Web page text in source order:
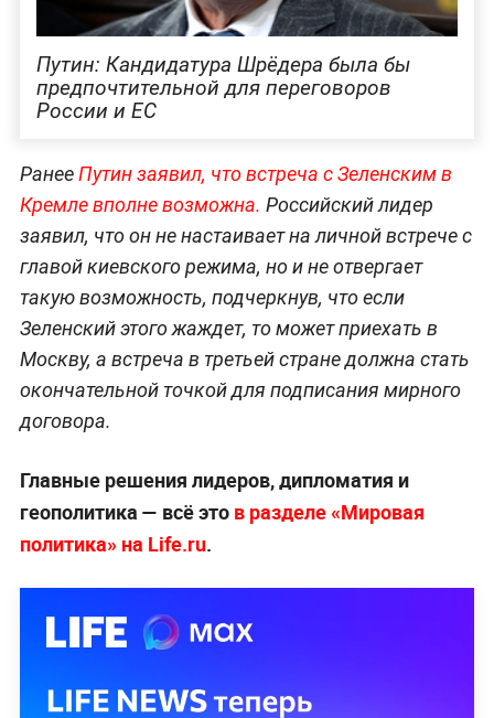
Путин: Кандидатура Шрёдера была бы
предпочтительной для переговоров
России и ЕС
РанееПутин заявил, что встреча с Зеленским в
Кремле вполне возможна. Российский лидер
заявил, что он не настаивает на личной встрече с
главой киевского режима, но и не отвергает
такую возможность, подчеркнув, что если
Зеленский этого жаждет, то может приехать в
Москву, а встреча в третьей стране должна стать
окончательной точкой для подписания мирного
договора.
Главные решения лидеров, дипломатия и
геополитика — всё это в разделе «Мировая
политика» на Life.ru.